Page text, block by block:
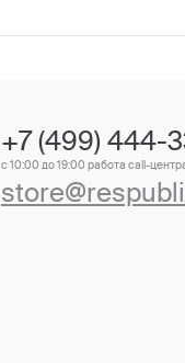
+7 (499) 444-
с 10:00 до 19:00 работа call-